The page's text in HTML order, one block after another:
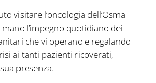
visitare l’oncologia dell’Osma
l’impegno quotidiano dei
che vi operano e regalando
ai tanti pazienti ricoverati,
presenza.